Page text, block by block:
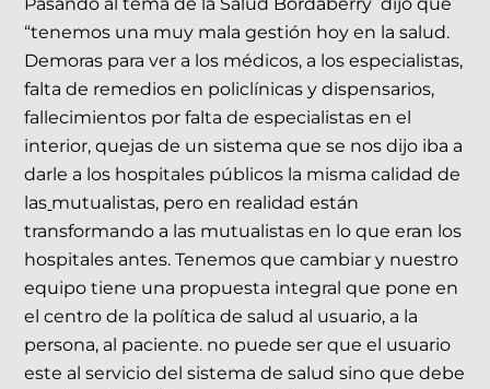
“tenemos una muy mala gestión hoy en la salud.
Demoras para ver a los médicos, a los especialistas,
falta de remedios en policlínicas y dispensarios,
fallecimientos por falta de especialistas en el
interior, quejas de un sistema que se nos dijo iba a
darle a los hospitales públicos la misma calidad de
las mutualistas, pero en realidad están
transformando a las mutualistas en lo que eran los
hospitales antes. Tenemos que cambiar y nuestro
equipo tiene una propuesta integral que pone en
el centro de la política de salud al usuario, a la
persona, al paciente. no puede ser que el usuario
este al servicio del sistema de salud sino que debe